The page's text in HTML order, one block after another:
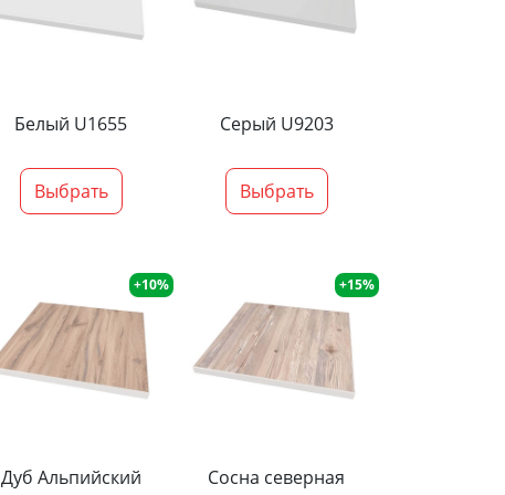
Белый U1655
Выбрать
Серый U9203
Выбрать
+10%
Дуб Альпийский
+15%
Сосна северная